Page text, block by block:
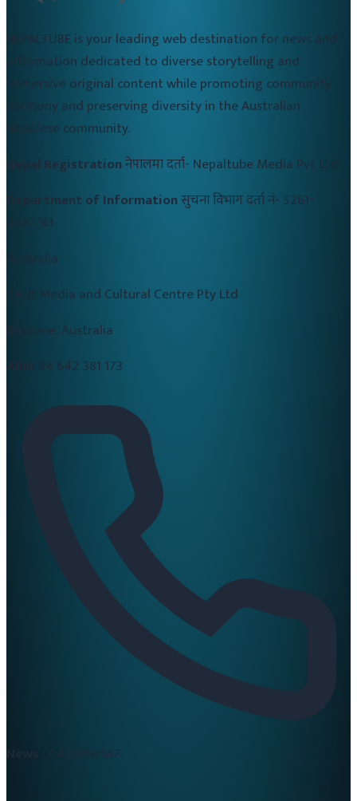
NEPALTUBE is your leading web destination for news and
information dedicated to diverse storytelling and
immersive original content while promoting community
harmony and preserving diversity in the Australian
Nepalese community.
Nepal Registrationनेपालमा दर्ता- Nepaltube Media Pvt Ltd
Department of Informationसुचना विभाग दर्ता नं- 5261-
2082/83
Australia
CALD Media and Cultural Centre Pty Ltd
Brisbane, Australia
84 642 381 173